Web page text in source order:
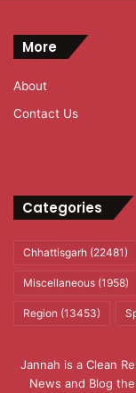
More
About
Contact Us
Categories
Chhattisgarh (22481)
Miscellaneous (1958)
Region (13453)
Jannah is a Clean
News and Blog